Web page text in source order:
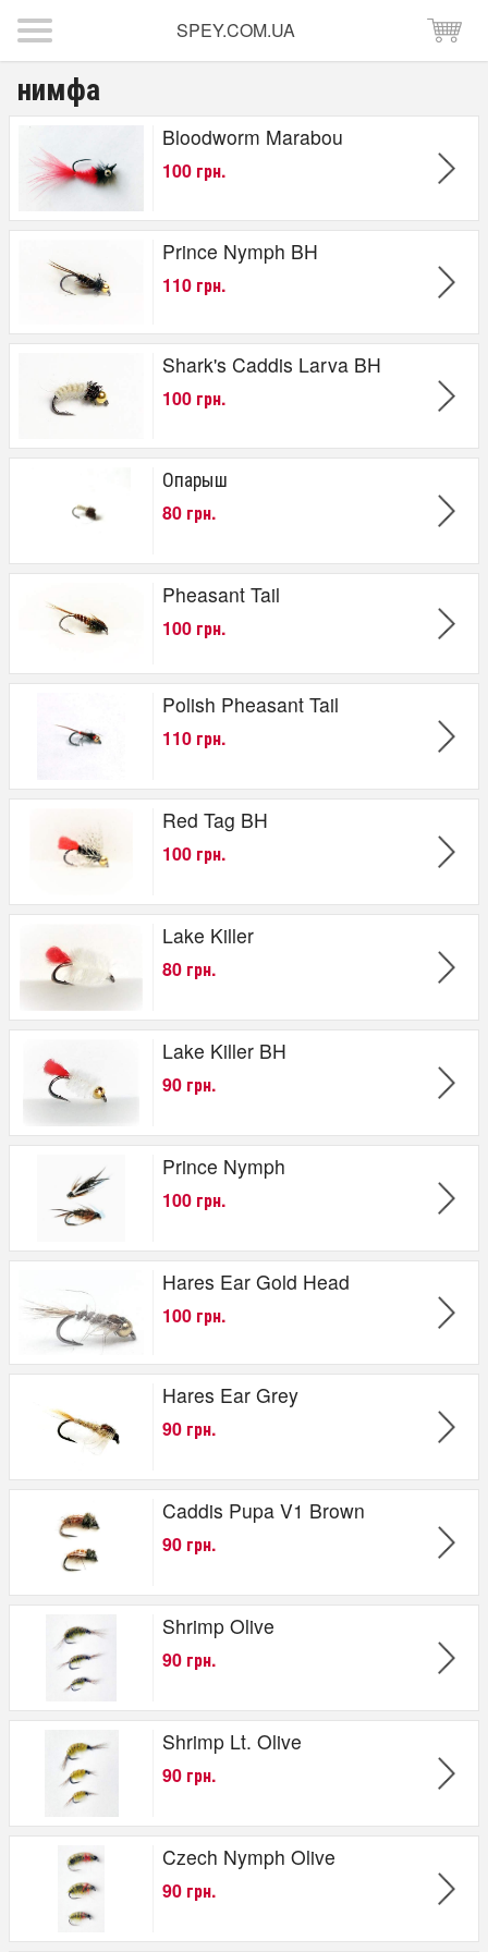
SPEY.COM.UA
нимфа
Bloodworm Marabou
100 грн.
Prince Nymph BH
110 грн.
Shark's Caddis Larva BH
100 грн.
Опарыш
80 грн.
Pheasant Tail
100 грн.
Polish Pheasant Tail
110 грн.
Red Tag BH
100 грн.
Lake Killer
80 грн.
Lake Killer BH
90 грн.
Prince Nymph
100 грн.
Hares Ear Gold Head
100 грн.
Hares Ear Grey
90 грн.
Caddis Pupa V1 Brown
90 грн.
Shrimp Olive
90 грн.
Shrimp Lt. Olive
90 грн.
Czech Nymph Olive
90 грн.